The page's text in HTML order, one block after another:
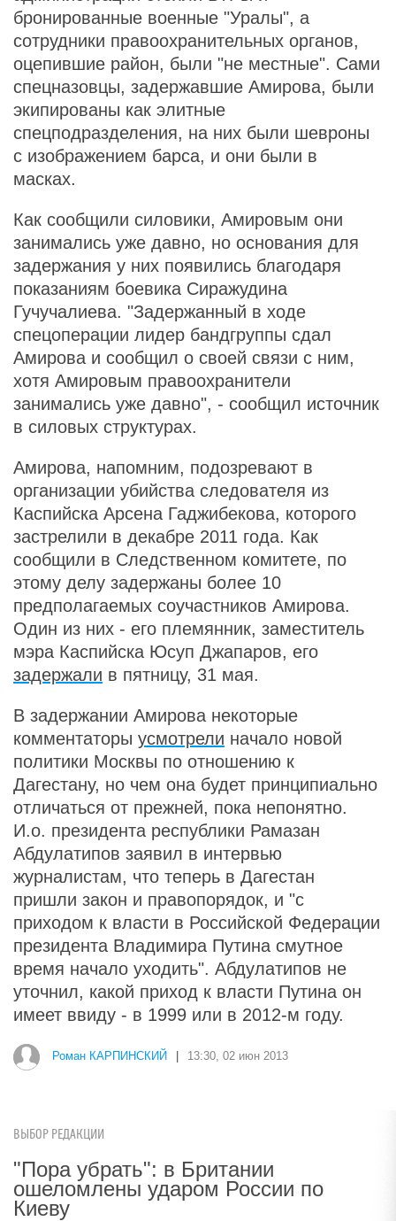
бронированные военные "Уралы", а
сотрудники правоохранительных органов,
оцепившие район, были "не местные". Сами
спецназовцы, задержавшие Амирова, были
экипированы как элитные
спецподразделения, на них были шевроны
с изображением барса, и они были в
масках.
Как сообщили силовики, Амировым они
занимались уже давно, но основания для
задержания у них появились благодаря
показаниям боевика Сиражудина
Гучучалиева. "Задержанный в ходе
спецоперации лидер бандгруппы сдал
Амирова и сообщил о своей связи с ним,
хотя Амировым правоохранители
занимались уже давно", - сообщил источник
в силовых структурах.
Амирова, напомним, подозревают в
организации убийства следователя из
Каспийска Арсена Гаджибекова, которого
застрелили в декабре 2011 года. Как
сообщили в Следственном комитете, по
этому делу задержаны более 10
предполагаемых соучастников Амирова.
Один из них - его племянник, заместитель
мэра Каспийска Юсуп Джапаров, его
задержали в пятницу, 31 мая.
В задержании Амирова некоторые
комментаторы усмотрели начало новой
политики Москвы по отношению к
Дагестану, но чем она будет принципиально
отличаться от прежней, пока непонятно.
И.о. президента республики Рамазан
Абдулатипов заявил в интервью
журналистам, что теперь в Дагестан
пришли закон и правопорядок, и "с
приходом к власти в Российской Федерации
президента Владимира Путина смутное
время начало уходить". Абдулатипов не
уточнил, какой приход к власти Путина он
имеет ввиду - в 1999 или в 2012-м году.
Роман КАРПИНСКИЙ 13:30, 02 июн 2013
ВЫБОР РЕДАКЦИИ
"Пора убрать": в Британии
ошеломлены ударом России по
Киеву